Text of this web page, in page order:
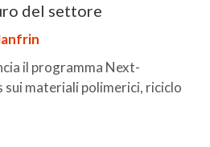
del settore
il programma Next-
materiali polimerici, riciclo